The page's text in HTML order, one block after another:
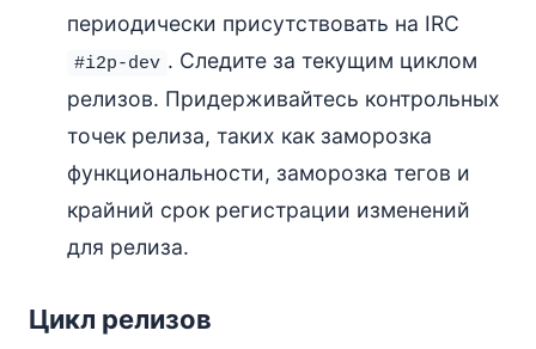
периодически присутствовать на IRC
#i2p-dev . Следите за текущим циклом
релизов. Придерживайтесь контрольных
точек релиза, таких как заморозка
функциональности, заморозка тегов и
крайний срок регистрации изменений
для релиза.
Цикл релизов